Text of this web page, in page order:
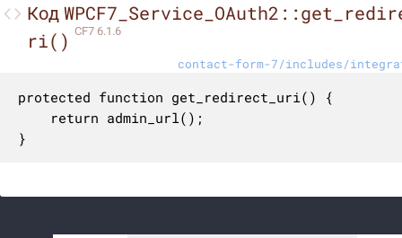
Код
ri() CF7 6.1.6
contact-form-7/includes/
protected function get_redirect_uri() {
}